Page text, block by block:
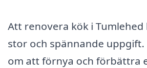
Att renovera kök i Tumlehed
stor och spännande
om att förnya och förbättra